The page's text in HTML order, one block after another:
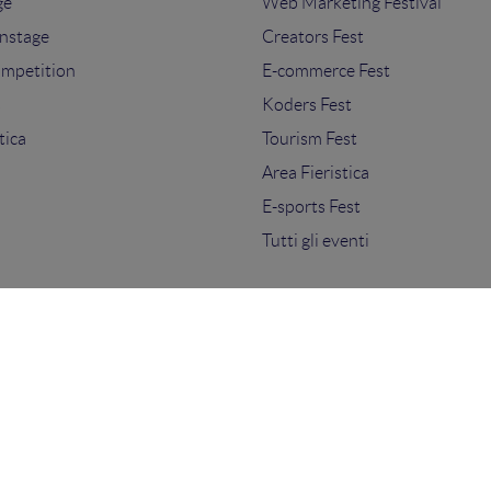
Creators Fest
E-commerce Fest
Koders Fest
Tourism Fest
Area Fieristica
E-sports Fest
Tutti gli eventi